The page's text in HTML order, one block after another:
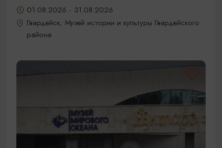
01.08.2026 - 31.08.2026
Гвардейск, Музей истории и культуры Гвардейского
района